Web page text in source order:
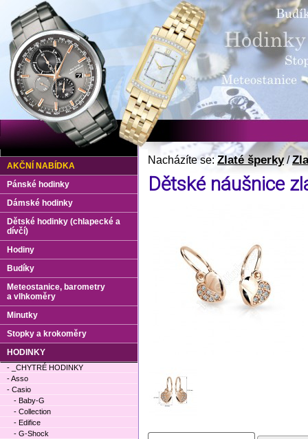
Nacházíte se:Zlaté šperky/
Dětské náušnice
AKČNÍ NABÍDKA
Pánské hodinky
Dámské hodinky
Dětské hodinky (chlapecké a
dívčí)
Hodiny
Budíky
Meteostanice, barometry
a vlhkoměry
Minutky
Stopky a krokoměry
HODINKY
- _CHYTRÉ HODINKY
- Asso
- Casio
- Baby-G
- Collection
- Edifice
- G-Shock